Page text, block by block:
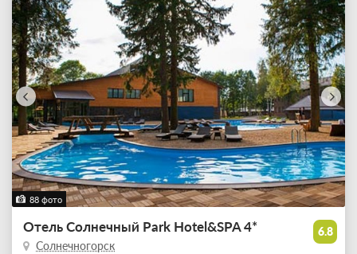
88 фото
6.8
Отель Солнечный Park Hotel&SPA 4*
Солнечногорск